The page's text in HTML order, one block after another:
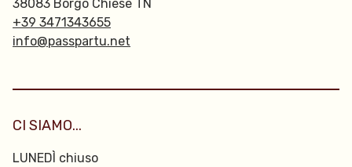
38083 Borgo Chiese TN
+39 3471343655
info@passpartu.net
CI SIAMO...
LUNEDÌ chiuso